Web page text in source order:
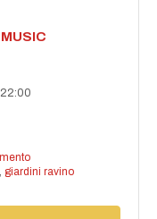
giardini ravino